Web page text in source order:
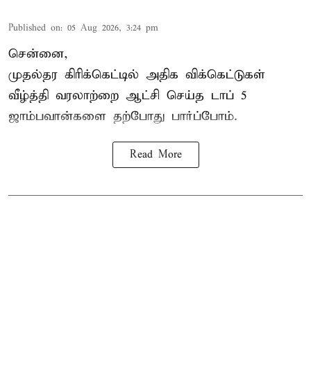
Published on: 05 Aug 2026, 3:24 pm
சென்னை,
முதல்தர கிரிக்கெட்டில் அதிக விக்கெட்டுகள்
வீழ்த்தி வரலாற்றை ஆட்சி செய்த டாப் 5
ஜாம்பவான்களை தற்போது பார்ப்போம்.
Read More